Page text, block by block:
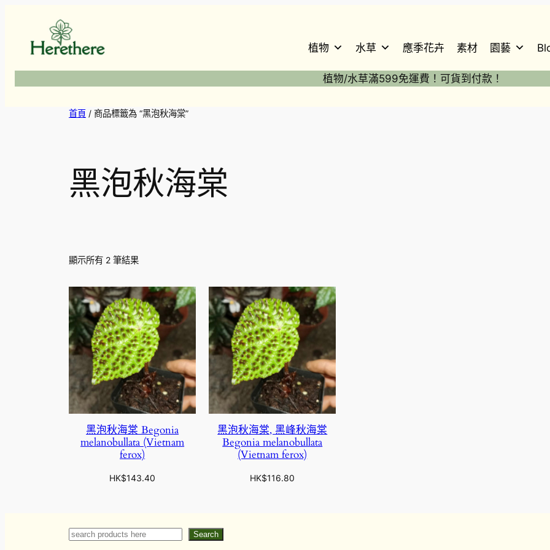
植物 水草 應季花卉 素材 園藝
植物/水草滿599免運費！可貨到付款！
首頁 / 商品標籤為 “黑泡秋海棠”
黑泡秋海棠
顯示所有 2 筆結果
黑泡秋海棠 Begonia
melanobullata (Vietnam
ferox)
HK$143.40
黑泡秋海棠, 黑峰秋海棠
Begonia melanobullata
(Vietnam ferox)
HK$116.80
Search Search